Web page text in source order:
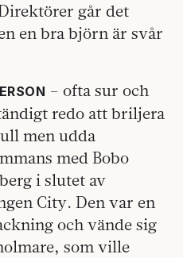
går det
en bra björn är svår
– ofta sur och
redo att briljera
men udda
med Bobo
i slutet av
City. Den var en
och vände sig
som ville